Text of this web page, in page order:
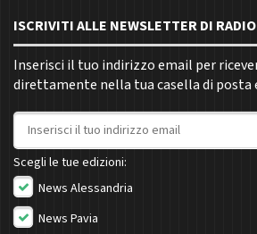
ISCRIVITI ALLE NEWSLETTER DI
Inserisci il tuo indirizzo email per
direttamente nella tua casella di
Indirizzo email
Scegli le tue edizioni:
News Alessandria
News Pavia